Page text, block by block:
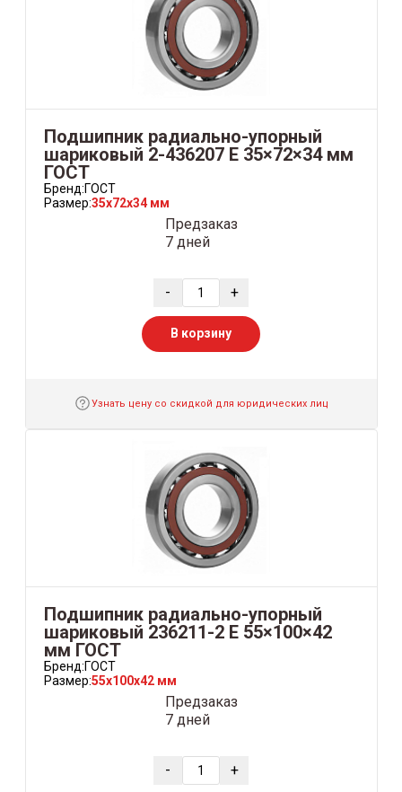
Подшипник радиально-упорный
шариковый 2-436207 Е 35×72×34 мм
ГОСТ
Бренд:ГОСТ
Размер:35x72x34 мм
Предзаказ
7 дней
- +
В корзину
Узнать цену со скидкой для юридических лиц
Подшипник радиально-упорный
шариковый 236211-2 Е 55×100×42
мм ГОСТ
Бренд:ГОСТ
Размер:55x100x42 мм
Предзаказ
7 дней
- +